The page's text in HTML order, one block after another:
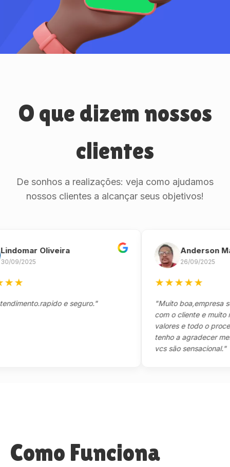
O que dizem nossos
clientes
De sonhos a realizações: veja como ajudamos
nossos clientes a alcançar seus objetivos!
Oliveira
e seguro."
Anderson
26/09/2025
★★★
"Muito boa,empresa séria
com o cliente e muito
valores e todo o processo
tenho a agradecer
vcs são sensacional."
Como Funciona